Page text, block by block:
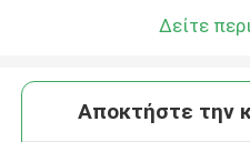
Δείτε
Αποκτήστε την